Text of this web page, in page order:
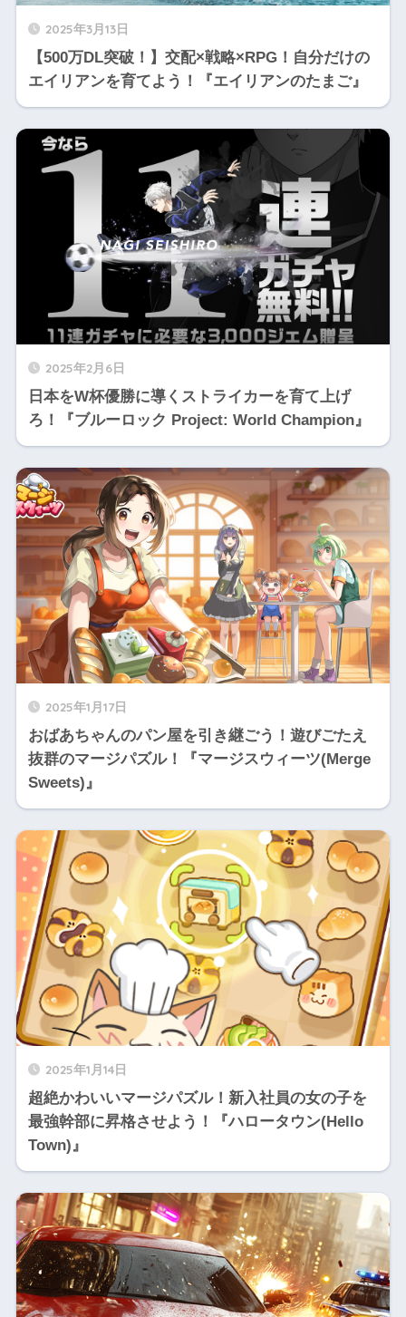
2025年3月13日
【500万DL突破！】交配×戦略×RPG！自分だけの
エイリアンを育てよう！『エイリアンのたまご』
2025年2月6日
日本をW杯優勝に導くストライカーを育て上げ
ろ！『ブルーロック Project: World Champion』
2025年1月17日
おばあちゃんのパン屋を引き継ごう！遊びごたえ
抜群のマージパズル！『マージスウィーツ(Merge
Sweets)』
2025年1月14日
超絶かわいいマージパズル！新入社員の女の子を
最強幹部に昇格させよう！『ハロータウン(Hello
Town)』